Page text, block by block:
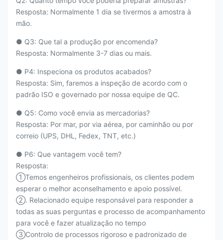
Resposta: Normalmente 1 dia se tivermos a amostra à
mão.
● Q3: Que tal a produção por encomenda?
Resposta: Normalmente 3-7 dias ou mais.
● P4: Inspeciona os produtos acabados?
Resposta: Sim, faremos a inspeção de acordo com o
padrão ISO e governado por nossa equipe de QC.
● Q5: Como você envia as mercadorias?
Resposta: Por mar, por via aérea, por caminhão ou por
correio (UPS, DHL, Fedex, TNT, etc.)
● P6: Que vantagem você tem?
Resposta:
①Temos engenheiros profissionais, os clientes podem
esperar o melhor aconselhamento e apoio possível.
②. Relacionado equipe responsável para responder a
todas as suas perguntas e processo de acompanhamento
para você e fazer atualização no tempo
③Controlo de processos rigoroso e padronizado de